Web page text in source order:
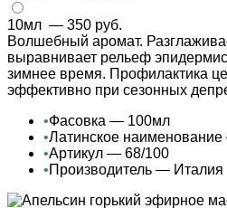
10мл — 350 руб.
Волшебный аромат.
выравнивает рельеф
зимнее время. Профилактика
эффективно при сезонных
•Фасовка — 100мл
•Латинское
•Артикул — 68/100
•Производитель — Италия